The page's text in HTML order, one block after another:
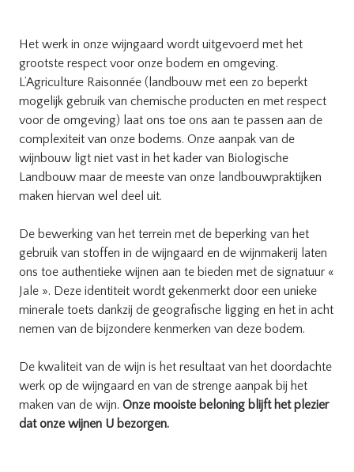
Het werk in onze wijngaard wordt uitgevoerd met het
grootste respect voor onze bodem en omgeving.
L’Agriculture Raisonnée (landbouw met een zo beperkt
mogelijk gebruik van chemische producten en met respect
voor de omgeving) laat ons toe ons aan te passen aan de
complexiteit van onze bodems. Onze aanpak van de
wijnbouw ligt niet vast in het kader van Biologische
Landbouw maar de meeste van onze landbouwpraktijken
maken hiervan wel deel uit.
De bewerking van het terrein met de beperking van het
gebruik van stoffen in de wijngaard en de wijnmakerij laten
ons toe authentieke wijnen aan te bieden met de signatuur «
Jale ». Deze identiteit wordt gekenmerkt door een unieke
minerale toets dankzij de geografische ligging en het in acht
nemen van de bijzondere kenmerken van deze bodem.
De kwaliteit van de wijn is het resultaat van het doordachte
werk op de wijngaard en van de strenge aanpak bij het
maken van de wijn. Onze mooiste beloning blijft het plezier
dat onze wijnen U bezorgen.